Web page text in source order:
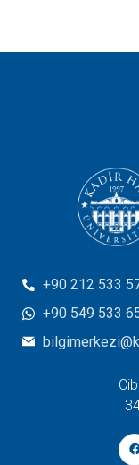
+90 212 533
+90 549 533